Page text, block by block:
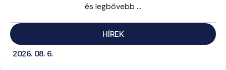
és legbővebb ...
HÍREK
2026. 08. 6.